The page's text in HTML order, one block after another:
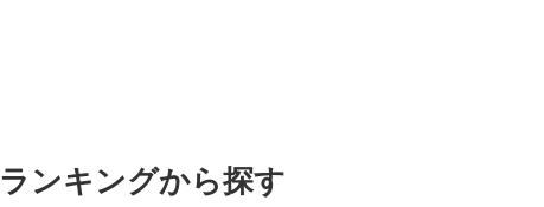
ランキングから探す